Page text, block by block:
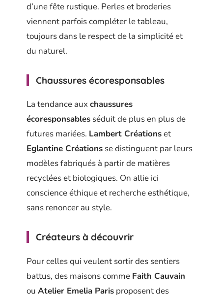
d’une fête rustique. Perles et broderies
viennent parfois compléter le tableau,
toujours dans le respect de la simplicité et
du naturel.
Chaussures écoresponsables
La tendance aux chaussures
écoresponsables séduit de plus en plus de
futures mariées. Lambert Créationset
Eglantine Créations se distinguent par leurs
modèles fabriqués à partir de matières
recyclées et biologiques. On allie ici
conscience éthique et recherche esthétique,
sans renoncer au style.
Créateurs à découvrir
Pour celles qui veulent sortir des sentiers
battus, des maisons comme Faith Cauvain
ou Atelier Emelia Paris proposent des